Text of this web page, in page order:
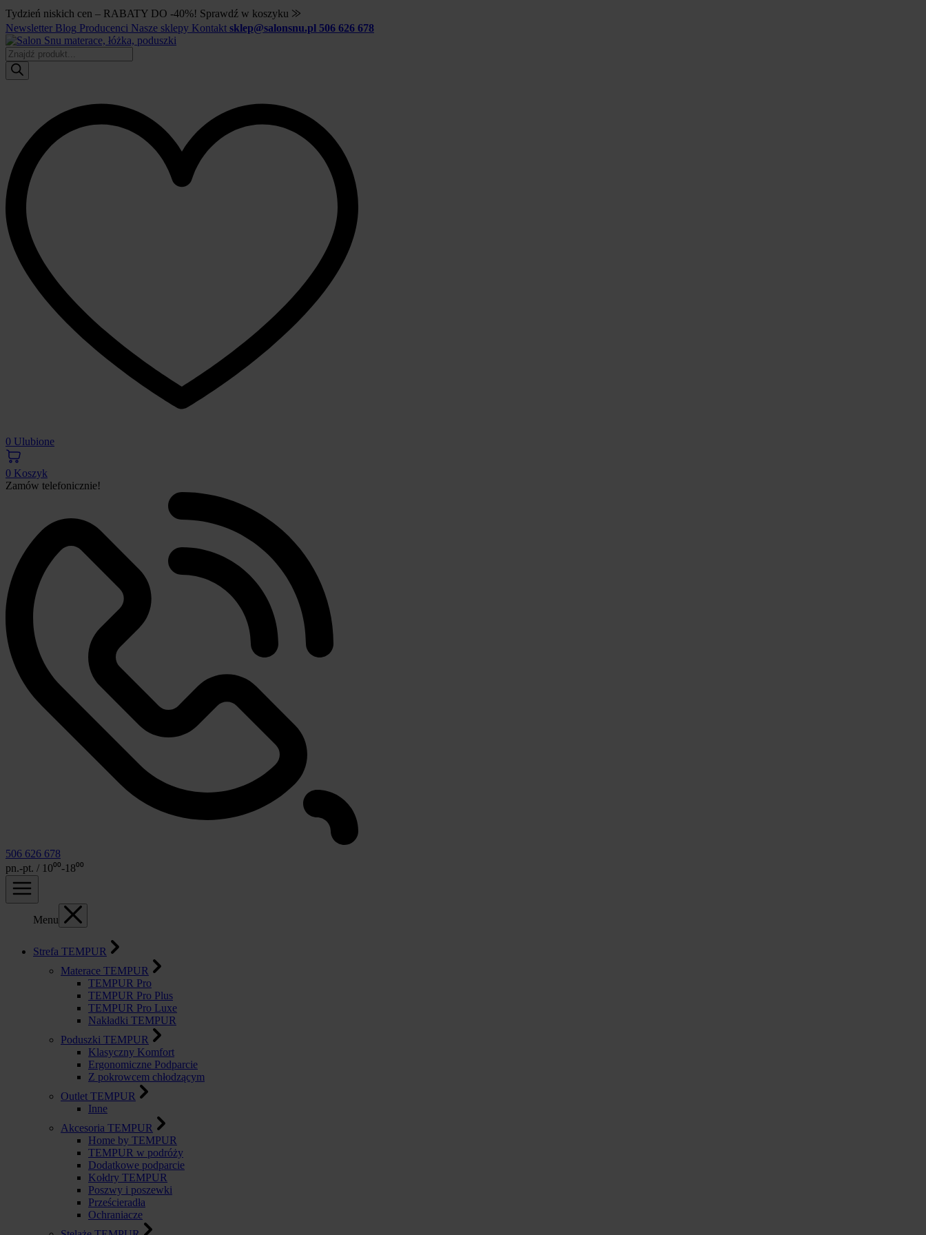
Tydzień niskich cen – RABATY DO -40%! Sprawdź w koszyku ⨠
Newsletter Blog Producenci Nasze sklepy Kontakt sklep@salonsnu.pl 506 626 678
Wyszukiwarka
produktów
0 Ulubione
0 Koszyk
Zamów telefonicznie!
506 626 678
pn.-pt. / 10⁰⁰-18⁰⁰
Menu
Strefa TEMPUR
Materace TEMPUR
TEMPUR Pro
TEMPUR Pro Plus
TEMPUR Pro Luxe
Nakładki TEMPUR
Poduszki TEMPUR
Klasyczny Komfort
Ergonomiczne Podparcie
Z pokrowcem chłodzącym
Outlet TEMPUR
Inne
Akcesoria TEMPUR
Home by TEMPUR
TEMPUR w podróży
Dodatkowe podparcie
Kołdry TEMPUR
Poszwy i poszewki
Prześcieradła
Ochraniacze